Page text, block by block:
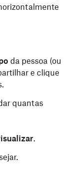
da pessoa (ou
e clique
quantas
.